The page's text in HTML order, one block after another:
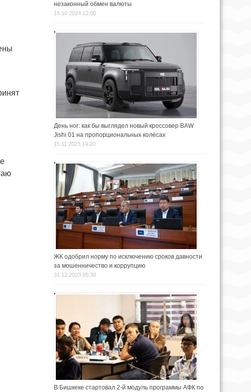
незаконный обмен валюты
15.10.2024 12:00
День ног: как бы выглядел новый кроссовер BAW
Jishi 01 на пропорциональных колёсах
15.11.2023 14:20
ЖК одобрил норму по исключению сроков давности
за мошенничество и коррупцию
31.12.2023 05:30
В Бишкеке стартовал 2-й модуль программы АФК по